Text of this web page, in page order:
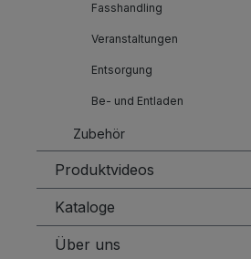
Fasshandling
Veranstaltungen
Entsorgung
Be- und Entladen
Zubehör
Produktvideos
Kataloge
Über uns